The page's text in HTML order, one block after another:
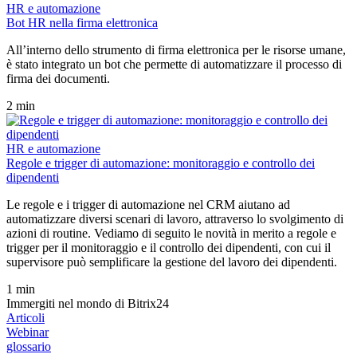
HR e automazione
Bot HR nella firma elettronica
All’interno dello strumento di firma elettronica per le risorse umane,
è stato integrato un bot che permette di automatizzare il processo di
firma dei documenti.
2 min
HR e automazione
Regole e trigger di automazione: monitoraggio e controllo dei
dipendenti
Le regole e i trigger di automazione nel CRM aiutano ad
automatizzare diversi scenari di lavoro, attraverso lo svolgimento di
azioni di routine. Vediamo di seguito le novità in merito a regole e
trigger per il monitoraggio e il controllo dei dipendenti, con cui il
supervisore può semplificare la gestione del lavoro dei dipendenti.
1 min
Immergiti nel mondo di Bitrix24
Articoli
Webinar
glossario